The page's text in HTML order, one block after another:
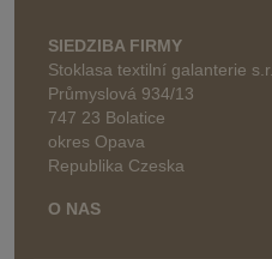
SIEDZIBA FIRMY
Stoklasa textilní galanterie
Průmyslová 934/13
747 23 Bolatice
okres Opava
Republika Czeska
O NAS